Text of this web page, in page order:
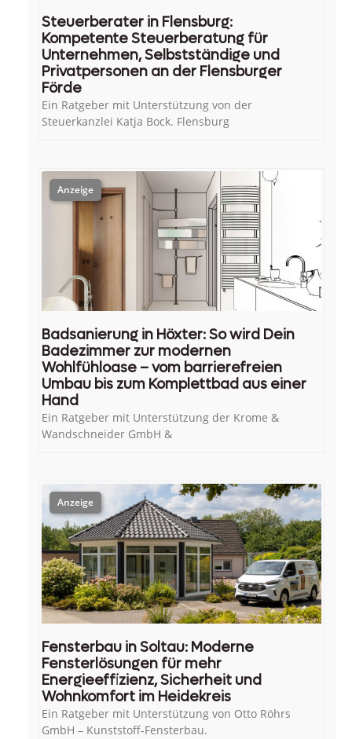
Steuerberater in Flensburg:
Kompetente Steuerberatung für
Unternehmen, Selbstständige und
Privatpersonen an der Flensburger
Förde
Ein Ratgeber mit Unterstützung von der
Steuerkanzlei Katja Bock. Flensburg
Badsanierung in Höxter: So wird Dein
Badezimmer zur modernen
Wohlfühloase – vom barrierefreien
Umbau bis zum Komplettbad aus einer
Hand
Ein Ratgeber mit Unterstützung der Krome &
Wandschneider GmbH &
Fensterbau in Soltau: Moderne
Fensterlösungen für mehr
Energieeffizienz, Sicherheit und
Wohnkomfort im Heidekreis
Ein Ratgeber mit Unterstützung von Otto Röhrs
GmbH – Kunststoff-Fensterbau.